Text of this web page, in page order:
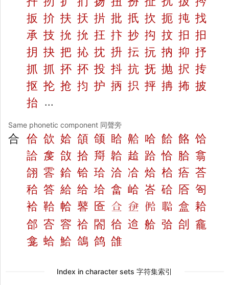
扳 扴 扶 扷 扸 批 扺 扻 扼 扽 找
承 技 抁 抁 抂 抃 抄 抅 抆 抇 抇
抈 抉 把 抋 抌 抍 抎 抏 抐 抑 抒
抓 抓 抔 抔 投 抖 抗 抚 抛 択 抟
抠 抡 抢 抣 护 抦 抧 抨 抩 抪 披
抬
...
Same phonetic component 同聲旁
合 佮 欱 姶 頜 颌 䀫 䶎 哈 餄 餎 饸
詥 㿯 㪉 拾 搿 韐 䞩 跲 恰 䏩 翕
翖 䨐 鉿 铪 珨 洽 冾 烚 㭘 㾑 荅
秴 答 給 给 垥 畣 峆 峇 硆 㕉 匌
袷 鞈 帢 䶀 匼 鿖 鿗 鿘 鿢 盒 耠
郃 㝓 䆟 祫 閤 㣛 䢔 䑪 㢵 㓣
龕
龛 蛤 鮯 鴿 鸽 䧻
Index in character sets 字符集索引